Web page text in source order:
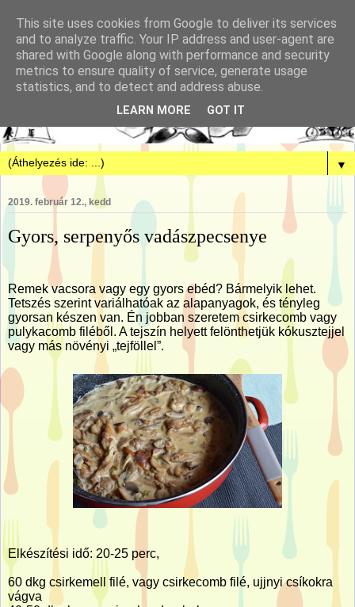
▼
2019. február 12., kedd
Gyors, serpenyős vadászpecsenye
Remek vacsora vagy egy gyors ebéd? Bármelyik lehet.
Tetszés szerint variálhatóak az alapanyagok, és tényleg
gyorsan készen van. Én jobban szeretem csirkecomb vagy
pulykacomb filéből. A tejszín helyett felönthetjük kókusztejjel
vagy más növényi „tejföllel”.
Elkészítési idő: 20-25 perc,
60 dkg csirkemell filé, vagy csirkecomb filé, ujjnyi csíkokra
vágva
This site uses cookies from Google to deliver its services
and to analyze traffic. Your IP address and user-agent are
shared with Google along with performance and security
metrics to ensure quality of service, generate usage
statistics, and to detect and address abuse.
LEARN MORE GOT IT